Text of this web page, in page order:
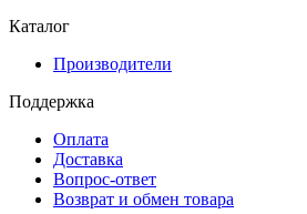
Каталог
Производители
Поддержка
Оплата
Доставка
Вопрос-ответ
Возврат и обмен товара